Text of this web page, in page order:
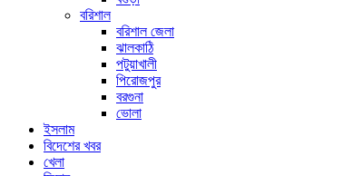
বরিশাল
বরিশাল জেলা
ঝালকাঠি
পটুয়াখালী
পিরোজপুর
বরগুনা
ভোলা
ইসলাম
বিদেশের খবর
খেলা